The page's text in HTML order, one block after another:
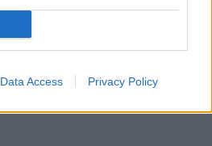
Data Access Privacy Policy